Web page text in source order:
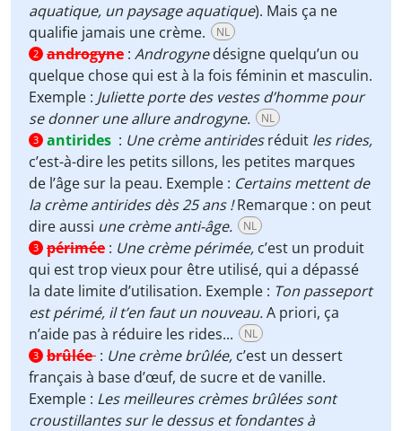
aquatique, un paysage aquatique). Mais ça ne
qualifie jamais une crème.
NL
2 androgyne : Androgynedésigne quelqu’un ou
quelque chose qui est à la fois féminin et masculin.
Exemple : Juliette porte des vestes d’homme pour
se donner une allure androgyne.
NL
3 antirides : Une crème antirides réduit les rides,
c’est-à-dire les petits sillons, les petites marques
de l’âge sur la peau. Exemple : Certains mettent de
la crème antirides dès 25 ans !Remarque : on peut
dire aussi une crème anti-âge. NL
3 périmée : Une crème périmée, c’est un produit
qui est trop vieux pour être utilisé, qui a dépassé
la date limite d’utilisation. Exemple : Ton passeport
est périmé, il t’en faut un nouveau.A priori, ça
n’aide pas à réduire les rides...
NL
3 brûlée : Une crème brûlée, c’est un dessert
français à base d’œuf, de sucre et de vanille.
Exemple : Les meilleures crèmes brûlées sont
croustillantes sur le dessus et fondantes à